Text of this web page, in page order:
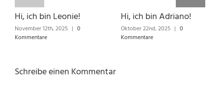
Hi, ich bin Leonie!
November 12th, 2025 | 0
Kommentare
Hi, ich bin Adriano!
Oktober 22nd, 2025 | 0
Kommentare
Schreibe einen Kommentar